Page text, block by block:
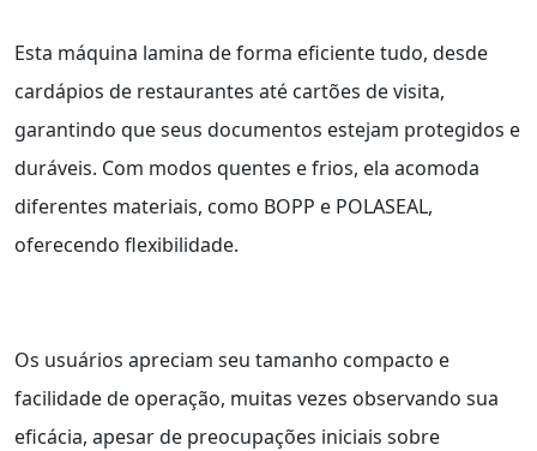
Esta máquina lamina de forma eficiente tudo, desde
cardápios de restaurantes até cartões de visita,
garantindo que seus documentos estejam protegidos e
duráveis. Com modos quentes e frios, ela acomoda
diferentes materiais, como BOPP e POLASEAL,
oferecendo flexibilidade.
Os usuários apreciam seu tamanho compacto e
facilidade de operação, muitas vezes observando sua
eficácia, apesar de preocupações iniciais sobre